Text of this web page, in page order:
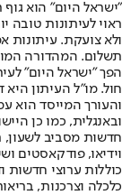
"ישראל היום" הוא
ראוי לעיתונות טובה
ולא צועקת. עיתונות
הפך "ישראל היום"
חול. מו"ל העיתון
והעורך המייסד הוא
חדשות מסביב לשעון,
וידיאו, פודקאסטים
כוללות ערוצי חדשות